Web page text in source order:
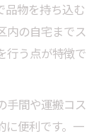
品物を持ち込む
内の自宅までス
行う点が特徴で
手間や運搬コス
に便利です。一